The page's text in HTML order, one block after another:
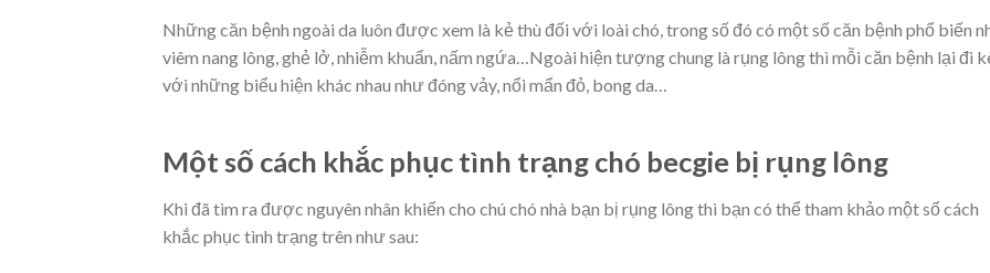
Những căn bệnh ngoài da luôn được xem là kẻ thù đối với loài chó, trong số đó có một số căn bệnh phổ biến
viêm nang lông, ghẻ lở, nhiễm khuẩn, nấm ngứa…Ngoài hiện tượng chung là rụng lông thì mỗi căn bệnh lại đi
với những biểu hiện khác nhau như đóng vảy, nổi mẩn đỏ, bong da…
Một số cách khắc phục tình trạng chó becgie bị rụng lông
Khi đã tìm ra được nguyên nhân khiến cho chú chó nhà bạn bị rụng lông thì bạn có thể tham khảo một số cách
khắc phục tình trạng trên như sau: